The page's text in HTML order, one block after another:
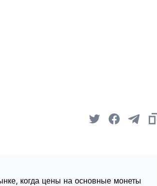
когда цены на основные монеты